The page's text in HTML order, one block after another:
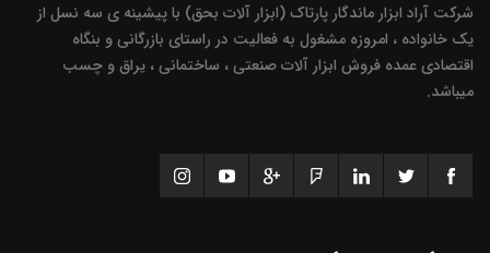
شرکت آراد ابزار ماندگار پارتاک (ابزار آلات بحق) با پیشینه ی سه نسل از
یک خانواده ، امروزه مشغول به فعالیت در راستای بازرگانی و بنگاه
اقتصادی عمده فروش ابزار آلات صنعتی ، ساختمانی ، یراق و چسب
میباشد.